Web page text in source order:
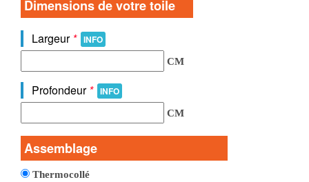
Dimensions de votre toile
Largeur * INFO
CM
Profondeur * INFO
CM
Assemblage
Thermocollé